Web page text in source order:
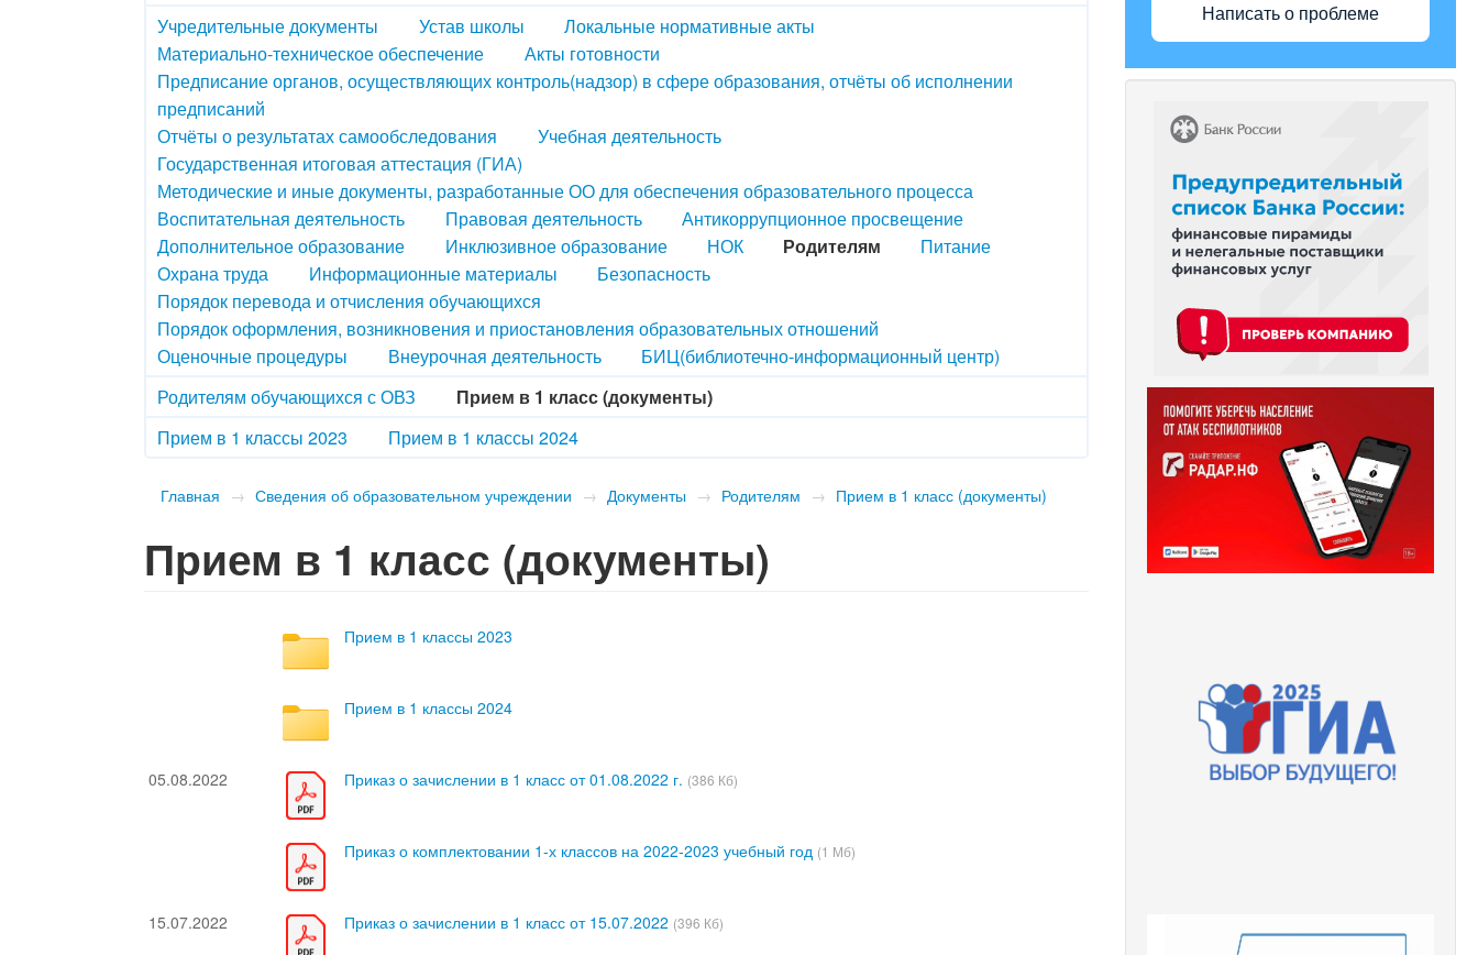
Учредительные документы
Устав школы
Локальные нормативные акты
Материально-техническое обеспечение
Акты готовности
Предписание органов, осуществляющих контроль(надзор) в сфере образования, отчёты об исполнении
предписаний
Отчёты о результатах самообследования
Учебная деятельность
Государственная итоговая аттестация (ГИА)
Методические и иные документы, разработанные ОО для обеспечения образовательного процесса
Воспитательная деятельность
Правовая деятельность
Антикоррупционное просвещение
Дополнительное образование
Инклюзивное образование НОК Родителям
Питание
Охрана труда
Информационные материалы
Безопасность
Порядок перевода и отчисления обучающихся
Порядок оформления, возникновения и приостановления образовательных отношений
Оценочные процедуры
Внеурочная деятельность
БИЦ(библиотечно-информационный центр)
Родителям обучающихся с ОВЗ
Прием в 1 класс (документы)
Прием в 1 классы 2023
Прием в 1 классы 2024
Главная → Сведения об образовательном учреждении → Документы → Родителям → Прием в 1 класс (документы)
Прием в 1 класс (документы)
Прием в 1 классы 2023
Прием в 1 классы 2024
05.08.2022 Приказ о зачислении в 1 класс от 01.08.2022 г. (386 Кб)
Приказ о комплектовании 1-х классов на 2022-2023 учебный год (1 Мб)
15.07.2022 Приказ о зачислении в 1 класс от 15.07.2022 (396 Кб)
Написать о проблеме